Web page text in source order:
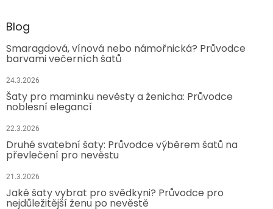
Blog
Smaragdová, vínová nebo námořnická? Průvodce
barvami večerních šatů
24.3.2026
Šaty pro maminku nevěsty a ženicha: Průvodce
noblesní elegancí
22.3.2026
Druhé svatební šaty: Průvodce výběrem šatů na
převlečení pro nevěstu
21.3.2026
Jaké šaty vybrat pro svědkyni? Průvodce pro
nejdůležitější ženu po nevěstě